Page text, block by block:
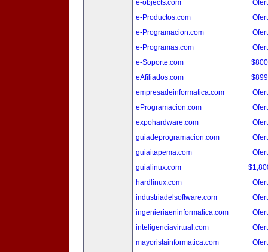
e-objects.com
e-Productos.com
e-Programacion.com
e-Programas.com
e-Soporte.com
eAfiliados.com
empresadeinformatica.com
eProgramacion.com
expohardware.com
guiadeprogramacion.com
guiaitapema.com
guialinux.com
hardlinux.com
industriadelsoftware.com
ingenieriaeninformatica.com
inteligenciavirtual.com
mayoristainformatica.com